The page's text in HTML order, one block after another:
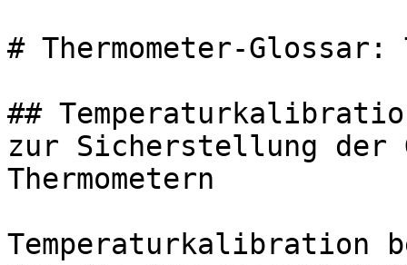
# Thermometer-
##
zur Sicherstellung der
Thermometern
Temperaturkalibration